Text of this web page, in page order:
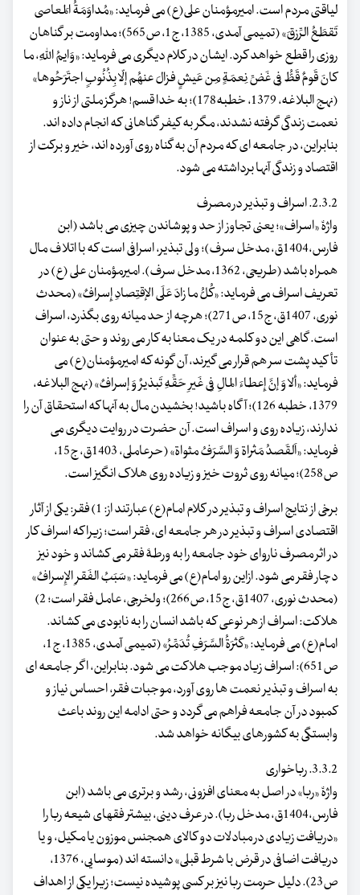
لیاقتی مردم است. امیرمؤمنان علی(ع) می فرماید: «مُداوَمَةُ المَعاصی
تَقطَعُ الرِّزقَ» (تمیمی آمدی، 1385، ج1، ص565)؛ مداومت بر گناهان
روزی را قطع خواهد کرد. ایشان در کلام دیگری می فرماید: «وَایمُ اللهِ، ما
کانَ قَومٌ قَطُّ فِی غَضِّ نِعمَةٍ مِن عَیشٍ فزالَ عنهُم إلّا بِذُنُوبٍ اجتَرَحُوها»
(نهج البلاغه، 1379، خطبه178)؛ به خدا قسم! هرگز ملتی از ناز و
نعمت زندگی گرفته نشدند، مگر به کیفر گناهانی که انجام داده اند.
بنابراین، در جامعه ای که مردم آن به گناه روی آورده اند، خیر و برکت از
اقتصاد و زندگی آنها برداشته می شود.
2.3.2. اسراف و تبذیر در مصرف
واژۀ «اسراف»؛ یعنی تجاوز از حد و پوشاندن چیزی می باشد (ابن
فارس،1404ق، مدخل سرف)؛ ولی تبذیر، اسرافی است که با اتلاف مال
همراه باشد (طریحی، 1362، مدخل سرف). امیرمؤمنان علی (ع) در
تعریف اسراف می فرماید: «کُلُّ ما زادَ عَلَی الإقتِصادِ إِسرافٌ» (محدث
نوری، 1407ق، ج15، ص271)؛ هرچه از حد میانه روی بگذرد، اسراف
است. گاهی این دو کلمه در یک معنا به کار می روند و حتی به عنوان
تأکید پشت سر هم قرار می گیرند، آن گونه که امیرمؤمنان(ع) می
فرماید: «ألا وَ إنَّ إِعطاءَ المالِ فِی غَیرِ حَقِّهِ تَبذیرٌ وَ إسرافٌ» (نهج البلاغه،
1379، خطبه 126)؛ آگاه باشید! بخشیدن مال به آنها که استحقاق آن را
ندارند، زیاده روی و اسراف است. آن حضرت در روایت دیگری می
فرماید: «اَلقَصدُ مَثراة وَ السَّرَفُ مثواة» (حرعاملی، 1403ق، ج15،
ص258)؛ میانه روی ثروت خیز و زیاده روی هلاک انگیز است.
برخی از نتایج اسراف و تبذیر در کلام امام(ع) عبارتند از: 1) فقر: یکی از آثار
اقتصادی اسراف و تبذیر در هر جامعه ای، فقر است؛ زیرا که اسراف کار
در اثر مصرف ناروای خود جامعه را به ورطۀ فقر می کشاند و خود نیز
دچار فقر می شود. ازاین رو امام(ع) می فرماید: «سَبَبُ الفَقرِ الإِسرافُ»
(محدث نوری، 1407ق، ج15، ص266)؛ ولخرجی، عامل فقر است؛ 2)
هلاکت: اسراف از هر نوعی که باشد انسان را به نابودی می کشاند.
امام(ع) می فرماید: «کَثرَةُ السَّرَفِ تُدَمِّرُ» (تمیمی آمدی، 1385، ج1،
ص651): اسراف زیاد موجب هلاکت می شود. بنابراین، اگر جامعه ای
به اسراف و تبذیر نعمت ها روی آورد، موجبات فقر، احساس نیاز و
کمبود در آن جامعه فراهم می گردد و حتی ادامه این روند باعث
وابستگی به کشورهای بیگانه خواهد شد.
3.3.2. رباخواری
واژۀ «ربا» در اصل به معنای افزونی، رشد و برتری می باشد (ابن
فارس،1404ق، مدخل ربا). در عرف دینی، بیشتر فقهای شیعه ربا را
«دریافت زیادی در مبادلات دو کالای همجنس موزون یا مکیل، و یا
دریافت اضافی در قرض با شرط قبلی» دانسته اند (موسایی، 1376،
ص23). دلیل حرمت ربا نیز بر کسی پوشیده نیست؛ زیرا یکی از اهداف